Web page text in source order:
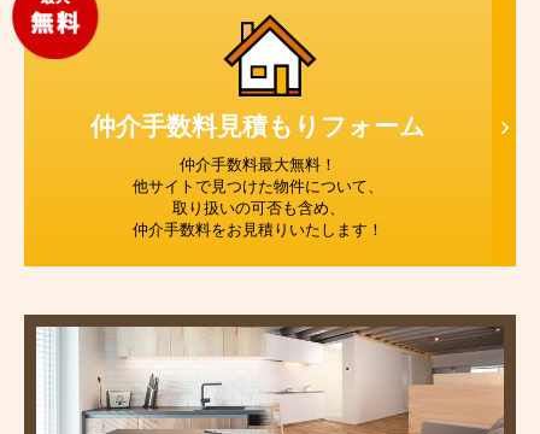
仲介手数料見積もり フォーム
仲介手数料最大無料！
他サイトで見つけた物件について、
取り扱いの可否も含め、
仲介手数料をお見積りいたします！